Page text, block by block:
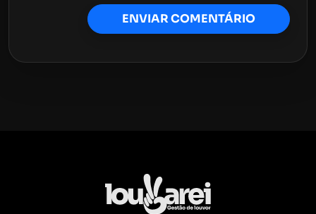
ENVIAR COMENTÁRIO